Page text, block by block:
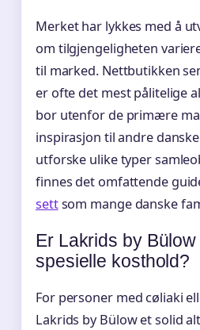
Merket har lykkes med å
om tilgjengeligheten
til marked. Nettbutikken
er ofte det mest pålitelige
bor utenfor de primære
inspirasjon til andre
utforske ulike typer
finnes det omfattende
settsom mange danske
Er Lakrids by
spesielle kosthold?
For personer med cøliaki
Lakrids by Bülow et solid